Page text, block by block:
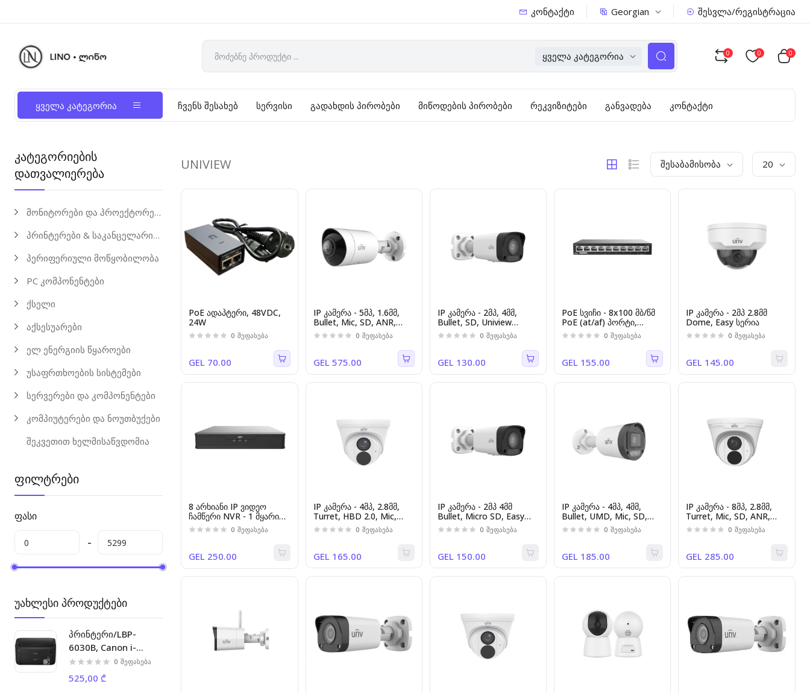
კონტაქტი Georgian შესვლა/რეგისტრაცია
Ყველა Კატეგორია 0 0 0
ყველა კატეგორია ჩვენს შესახებ სერვისი გადახდის პირობები მიწოდების პირობები რეკვიზიტები განვადება კონტაქტი
კატეგორიების
დათვალიერება
მონიტორები და პროექტორები
პრინტერები & საკანცელარიო საქონელი
პერიფერიული მოწყობილობა
PC კომპონენტები
ქსელი
აქსესუარები
ელ ენერგიის წყაროები
უსაფრთხოების სისტემები
სერვერები და კომპონენტები
კომპიუტერები და ნოუთბუქები
შეკვეთით ხელმისაწვდომია
ფილტრები
ფასი
უახლესი პროდუქტები
პრინტერი/LBP-
6030B, Canon i-
SENSYS laser printer
A4 18ppm 32MB 2400
0 შეფასება
525,00 ₾
UNIVIEW Შესაბამისობა 20
PoE ადაპტერი, 48VDC,
24W
0 შეფასება
GEL 70.00
IP კამერა - 5მპ, 1.6მმ,
Bullet, Mic, SD, ANR,
UMD, Wide, Uniview
[IPC2105SB-ADF16KM-
0 შეფასება
GEL 575.00
IP კამერა - 2მპ, 4მმ,
Bullet, SD, Uniview
[IPC2122LB-SF40K-A]
0 შეფასება
GEL 130.00
PoE სვიჩი - 8x100 მბ/წმ
PoE (at/af) პორტი,
2x100 მბ/წმ,
არამართვადი 60 ვტ
0 შეფასება
GEL 155.00
IP კამერა - 2მპ 2.8მმ
Dome, Easy სერია
0 შეფასება
GEL 145.00
8 არხიანი IP ვიდეო
ჩამწერი NVR - 1 მყარი
დისკი - Easy სერია
0 შეფასება
GEL 250.00
IP კამერა - 4მპ, 2.8მმ,
Turret, HBD 2.0, Mic,
Uniview[IPC3614LB-
AF28-A2]
0 შეფასება
GEL 165.00
IP კამერა - 2მპ 4მმ
Bullet, Micro SD, Easy
სერია
0 შეფასება
GEL 150.00
IP კამერა - 4მპ, 4მმ,
Bullet, UMD, Mic, SD,
ANR, ColorHunter,
Uniview[IPC2124LB-
0 შეფასება
GEL 185.00
IP კამერა - 8მპ, 2.8მმ,
Turret, Mic, SD, ANR,
UMD, Uniview
[IPC3618LB-ADF28K-G]
0 შეფასება
GEL 285.00